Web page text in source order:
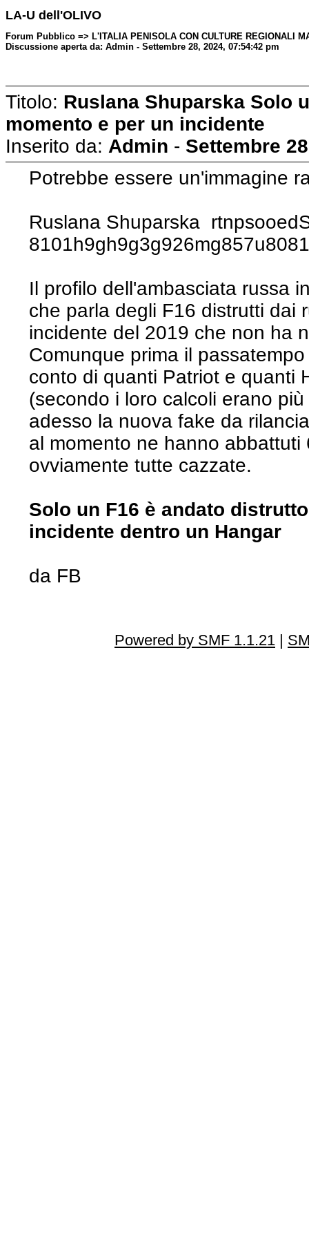
LA-U dell'OLIVO
Forum Pubblico => L'ITALIA PENISOLA CON CULTURE REGIONALI
Discussione aperta da: Admin - Settembre 28, 2024, 07:54:42 pm
Titolo: Ruslana Shuparska Solo
momento e per un incidente
Inserito da: Admin - Settembre
Potrebbe essere un'immagine
Ruslana Shuparska
Il profilo dell'ambasciata russa
che parla degli F16 distrutti dai
incidente del 2019 che non ha
Comunque prima il
conto di quanti Patriot e quanti
(secondo i loro calcoli erano
adesso la nuova fake da
al momento ne hanno
ovviamente tutte cazzate.
Solo un F16 è andato
incidente dentro un Hangar
da FB
Powered by SMF 1.1.21 |